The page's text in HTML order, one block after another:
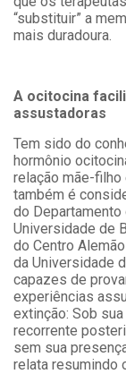
“substituir” a
mais duradoura.
A ocitocina
assustadoras
Tem sido do
hormônio
relação mãe-
também é
do
Universidade de
do Centro
da Universidade
capazes de
experiências
extinção: Sob
recorrente
sem sua
relata resumindo